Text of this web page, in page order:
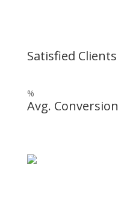
Satisfied Clients
%
Avg. Conversion